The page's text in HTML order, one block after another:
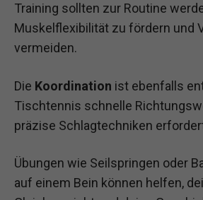
Training sollten zur Routine
Muskelflexibilität zu fördern und
vermeiden.
Die Koordination ist ebenfalls
Tischtennis schnelle
präzise Schlagtechniken
Übungen wie Seilspringen oder
auf einem Bein können helfen,